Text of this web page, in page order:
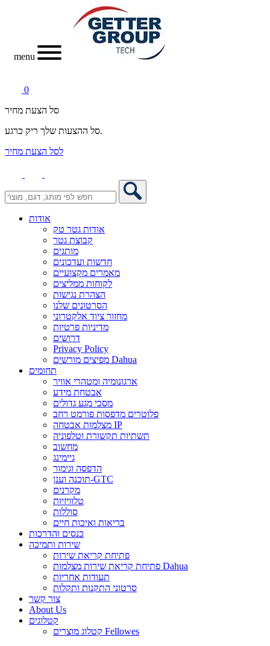
menu
0
סל הצעת מחיר
סל ההצעות שלך ריק כרגע.
לסל הצעת מחיר
אודות
אודות גטר טק
קבוצת גטר
מותגים
חדשות ועדכונים
מאמרים מקצועיים
לקוחות ממליצים
הצהרת נגישות
הסרטונים שלנו
מחזור ציוד אלקטרוני
מדיניות פרטיות
דרושים
Privacy Policy
מפיצים מורשים Dahua
תחומים
ארגונומיה ומטהרי אוויר
אבטחת מידע
מסכי מגע גדולים
פלוטרים מדפסות פורמט רחב
מצלמות אבטחה IP
תשתיות תקשורת וטלפוניה
מחשוב
גיימינג
הדפסה וגימור
תוכנה וענן-GTC
מקרנים
טלוויזיות
סוללות
בריאות ואיכות חיים
כנסים והדרכות
שירות ותמיכה
פתיחת קריאת שירות
פתיחת קריאת שירות מצלמות Dahua
תעודות אחריות
סרטוני התקנות ותקלות
צור קשר
About Us
קטלוגים
קטלוג מוצרים Fellowes